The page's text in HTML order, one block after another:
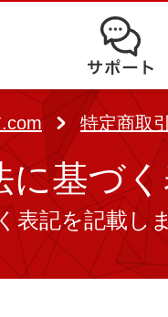
新する
クション
オーダー
両立を実現
ーが初期費用
フォーマンス
ール転送も可
行
るなら
不明点を
特定商取
に基づ
表記を記載し